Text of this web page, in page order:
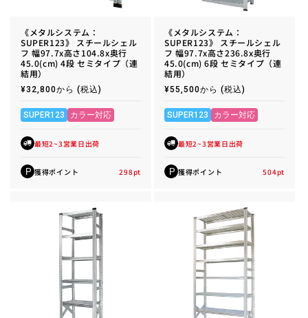
《メタルシステム：
SUPER123》 スチールシェル
フ 幅97.7x高さ104.8x奥行
45.0(cm) 4段 セミタイプ（連
結用）
通
価
格
¥32,800から (税込)
SUPER123 カラー対応
最短2~3営業日出荷
P 獲得ポイント 298pt
《メタルシステム：
SUPER123》 スチールシェル
フ 幅97.7x高さ236.8x奥行
45.0(cm) 6段 セミタイプ（連
結用）
通
価
格
¥55,500から (税込)
SUPER123 カラー対応
最短2~3営業日出荷
P 獲得ポイント 504pt